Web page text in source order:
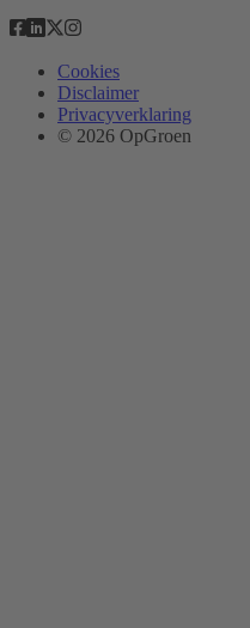
Cookies
Disclaimer
Privacyverklaring
© 2026 OpGroen